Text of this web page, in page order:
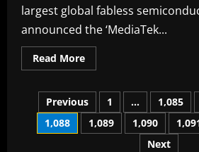
largest global fabless
announced the ‘MediaTek...
Read MoreRead
more
Days
on
Amazon
to
Showcase
Posts
pagination
Previous 1 … 1,085
1,088
1,089 1,090
Next